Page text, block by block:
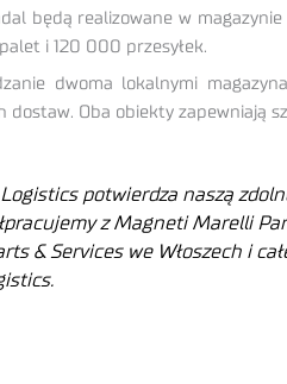
będą realizowane w
i 120 000 przesyłek.
dwoma lokalnymi
Oba obiekty zapewniają
potwierdza naszą
z Magneti Marelli
& Services we Włoszech i